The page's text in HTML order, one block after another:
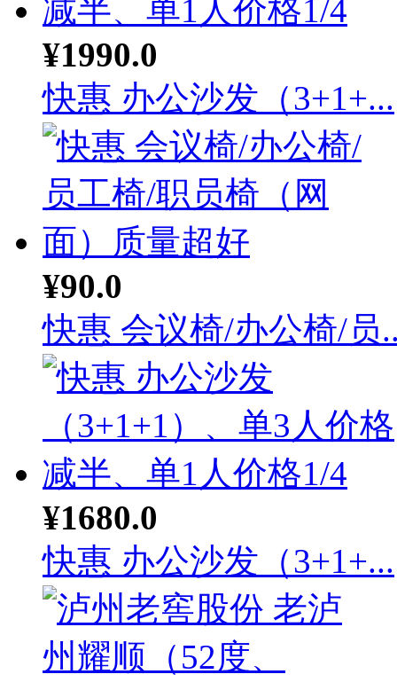
¥1990.0
快惠 办公沙发（3+1+...
¥90.0
快惠 会议椅/办公椅/员
¥1680.0
快惠 办公沙发（3+1+...